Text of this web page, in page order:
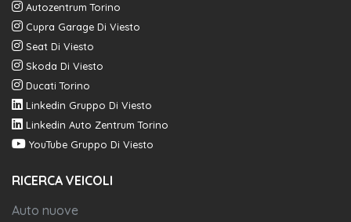
Autozentrum Torino
Cupra Garage Di Viesto
Seat Di Viesto
Skoda Di Viesto
Ducati Torino
Linkedin Gruppo Di Viesto
Linkedin Auto Zentrum Torino
YouTube Gruppo Di Viesto
RICERCA VEICOLI
Auto nuove